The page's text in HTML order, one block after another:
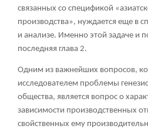
связанных со спецификой
производства», нуждается еще в
и анализе. Именно этой задаче и
последняя глава 2.
Одним из важнейших вопросов,
исследователем проблемы
общества, является вопрос о
зависимости производственных
свойственных ему